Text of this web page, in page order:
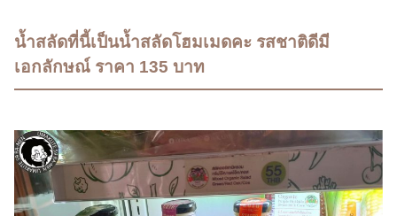
​น้ำสลัดที่นี้เป็นน้ำสลัดโฮมเมดคะ รสชาติดีมี
เอกลักษณ์ ราคา 135 บาท